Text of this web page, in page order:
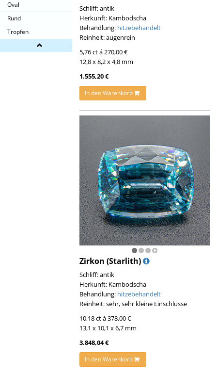
Oval
Rund
Tropfen
Schliff: antik
Herkunft: Kambodscha
Behandlung: hitzebehandelt
Reinheit: augenrein
5,76 ct á 270,00 €
12,8 x 8,2 x 4,8 mm
1.555,20 €
In den Warenkorb
Zirkon (Starlith)
Schliff: antik
Herkunft: Kambodscha
Behandlung: hitzebehandelt
Reinheit: sehr, sehr kleine Einschlüsse
10,18 ct á 378,00 €
13,1 x 10,1 x 6,7 mm
3.848,04 €
In den Warenkorb